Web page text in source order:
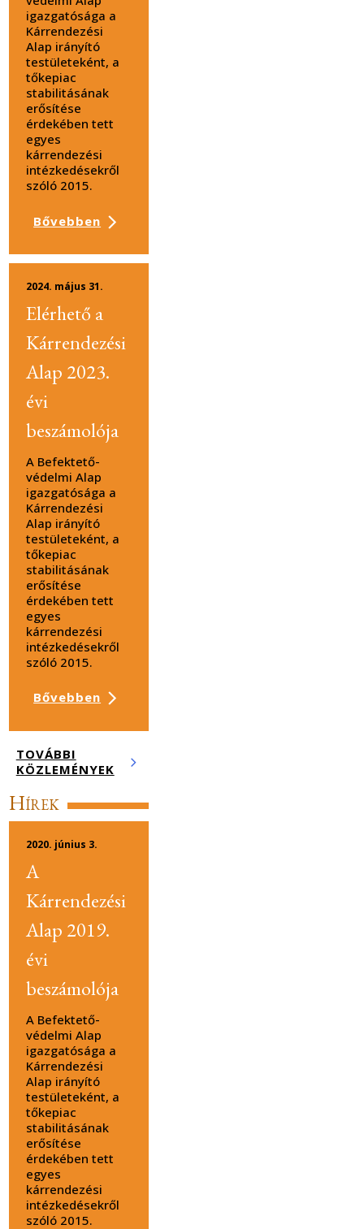
igazgatósága a
Kárrendezési
Alap irányító
testületeként, a
tőkepiac
stabilitásának
erősítése
érdekében tett
egyes
kárrendezési
intézkedésekről
szóló 2015.
Bővebben
Elérhető a
Kárrendezési
Alap 2023.
évi
beszámolója
2024. május 31.
A Befektető-
védelmi Alap
igazgatósága a
Kárrendezési
Alap irányító
testületeként, a
tőkepiac
stabilitásának
erősítése
érdekében tett
egyes
kárrendezési
intézkedésekről
szóló 2015.
Bővebben
TOVÁBBI
KÖZLEMÉNYEK
Hírek
A
Kárrendezési
Alap 2019.
évi
beszámolója
2020. június 3.
A Befektető-
védelmi Alap
igazgatósága a
Kárrendezési
Alap irányító
testületeként, a
tőkepiac
stabilitásának
erősítése
érdekében tett
egyes
kárrendezési
intézkedésekről
szóló 2015.